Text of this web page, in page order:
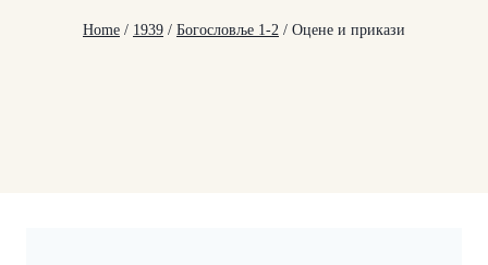
Home / 1939 / Богословље 1-2 / Оцене и прикази